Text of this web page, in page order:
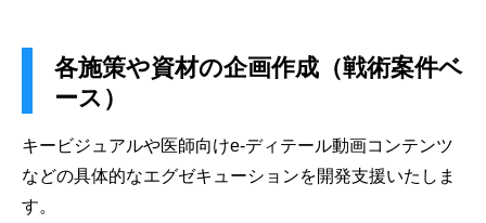
各施策や資材の企画作成（戦術案件ベ
ース）
キービジュアルや医師向けe-ディテール動画コンテンツ
などの具体的なエグゼキューションを開発支援いたしま
す。